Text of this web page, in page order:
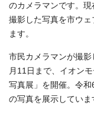
のカメラマンです。現
撮影した写真を市ウ
ます。
市民カメラマンが撮
月11日まで、イオン
写真展」を開催。令
の写真を展示していま